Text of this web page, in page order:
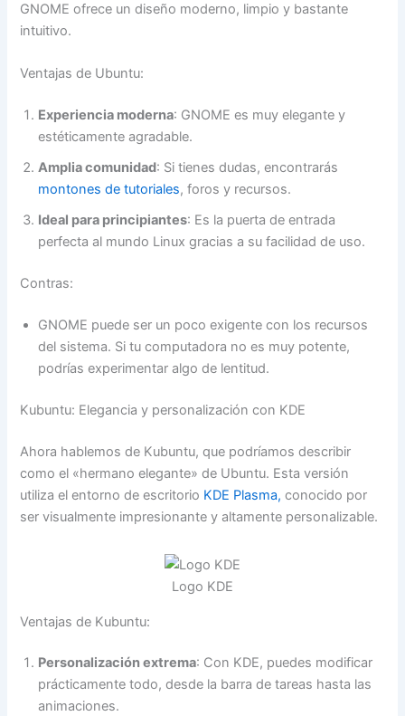
GNOME ofrece un diseño moderno, limpio y bastante
intuitivo.
Ventajas de Ubuntu:
Experiencia moderna: GNOME es muy elegante y
estéticamente agradable.
Amplia comunidad: Si tienes dudas, encontrarás
montones de tutoriales, foros y recursos.
Ideal para principiantes: Es la puerta de entrada
perfecta al mundo Linux gracias a su facilidad de uso.
Contras:
GNOME puede ser un poco exigente con los recursos
del sistema. Si tu computadora no es muy potente,
podrías experimentar algo de lentitud.
Kubuntu: Elegancia y personalización con KDE
Ahora hablemos de Kubuntu, que podríamos describir
como el «hermano elegante» de Ubuntu. Esta versión
utiliza el entorno de escritorio KDE Plasma, conocido por
ser visualmente impresionante y altamente personalizable.
Logo KDE
Ventajas de Kubuntu:
Personalización extrema: Con KDE, puedes modificar
prácticamente todo, desde la barra de tareas hasta las
animaciones.